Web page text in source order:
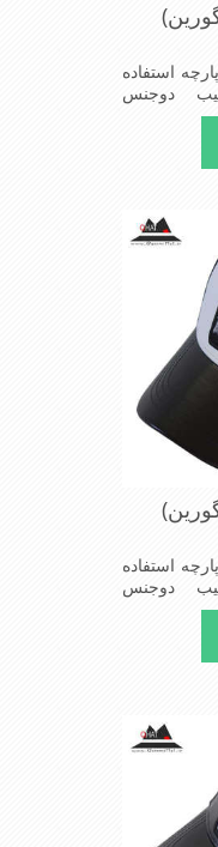
استفاده
دوجنس
که با
این شکل
فرمی
ازدیگرخصوصیات این کلاه می باشندmade
استفاده
دوجنس
که با
این شکل
ازدیگرخصوصیات این کلاه می باشندmade